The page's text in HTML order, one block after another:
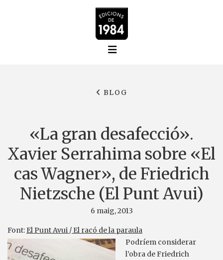
BLOG
«La gran desafecció».
Xavier Serrahima sobre «El
cas Wagner», de Friedrich
Nietzsche (El Punt Avui)
6 maig, 2013
Font: El Punt Avui / El racó de la paraula
Podríem considerar
l’obra de Friedrich